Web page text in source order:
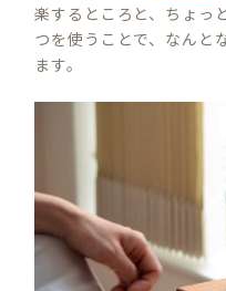
楽するところと、ちょっ
つを使うことで、なんと
ます。